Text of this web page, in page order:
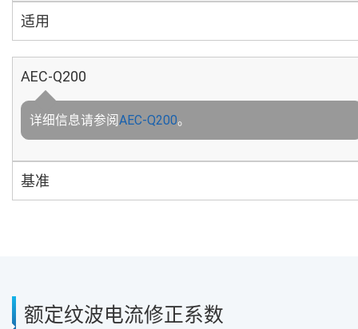
适用
AEC-Q200
详细信息请参阅AEC-Q200。
基准
额定纹波电流修正系数